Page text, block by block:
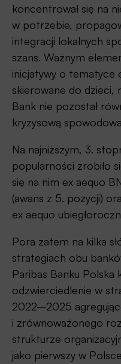
koncentrował się na
w potrzebie,
integracji lokalnych
szans. Ważnym
inicjatywy o tematyce
skierowane do dzieci,
Bank nie pozostał
kryzysową
Na najniższym, 3.
popularności zrobiło
się na nim ex aequo
(awans z 5. pozycji)
ex aequo
Pora zatem na kilka
strategiach obu
Paribas Banku Polska
odzwierciedlenie w
2022–2025
i zrównoważonego
strukturze
jako pierwszy w